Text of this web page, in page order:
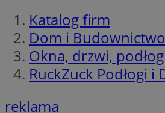
Katalog firm
Dom i Budownictwo
Okna, drzwi,
RuckZuck Podłogi i
reklama